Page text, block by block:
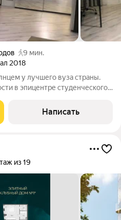
9 мин.
2018
у лучшего вуза страны.
в эпицентре студенческого
до метро Университет
Написать
из 19